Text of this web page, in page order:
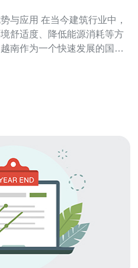
筑行业中，
舒适度、降低能源消耗等方
南作为一个快速发展的国
南工地中